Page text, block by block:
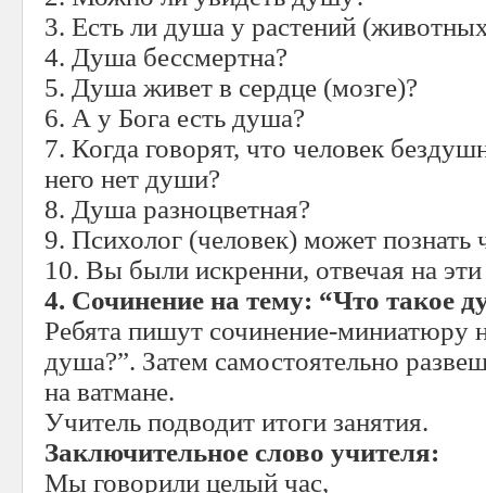
3. Есть ли душа у растений
4. Душа бессмертна?
5. Душа живет в сердце (мозге)?
6. А у Бога есть душа?
7. Когда говорят, что человек
него нет души?
8. Душа разноцветная?
9. Психолог (человек) может
10. Вы были искренни, отвечая на
4. Сочинение на тему: “Что такое
Ребята пишут сочинение-миниатюру
душа?”. Затем самостоятельно
на ватмане.
Учитель подводит итоги занятия.
Заключительное слово учителя:
Мы говорили целый час,